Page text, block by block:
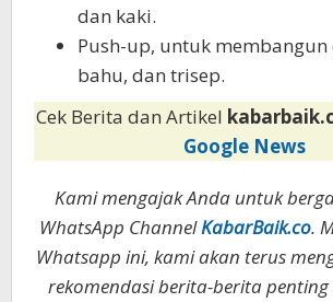
dan kaki.
Push-up, untuk
bahu, dan trisep.
Cek Berita dan Artikel
Google News
Kami mengajak Anda untuk
WhatsApp ChannelKabarBaik.co.
Whatsapp ini, kami akan terus
rekomendasi berita-berita